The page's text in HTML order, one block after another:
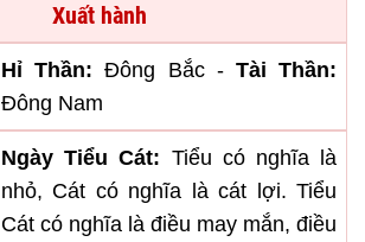
Xuất hành
Hỉ Thần: Đông Bắc - Tài Thần:
Đông Nam
Ngày Tiểu Cát: Tiểu có nghĩa là
nhỏ, Cát có nghĩa là cát lợi. Tiểu
Cát có nghĩa là điều may mắn, điều